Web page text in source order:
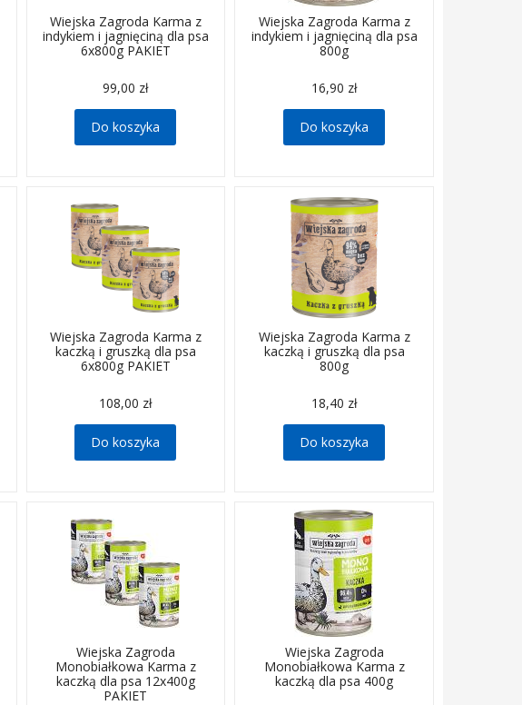
Wiejska Zagroda Karma z
indykiem i jagnięciną dla psa
6x800g PAKIET
99,00 zł
Do koszyka
Wiejska Zagroda Karma z
indykiem i jagnięciną dla psa
800g
16,90 zł
Do koszyka
Wiejska Zagroda Karma z
kaczką i gruszką dla psa
6x800g PAKIET
108,00 zł
Do koszyka
Wiejska Zagroda Karma z
kaczką i gruszką dla psa
800g
18,40 zł
Do koszyka
Wiejska Zagroda
Monobiałkowa Karma z
kaczką dla psa 12x400g
PAKIET
Wiejska Zagroda
Monobiałkowa Karma z
kaczką dla psa 400g